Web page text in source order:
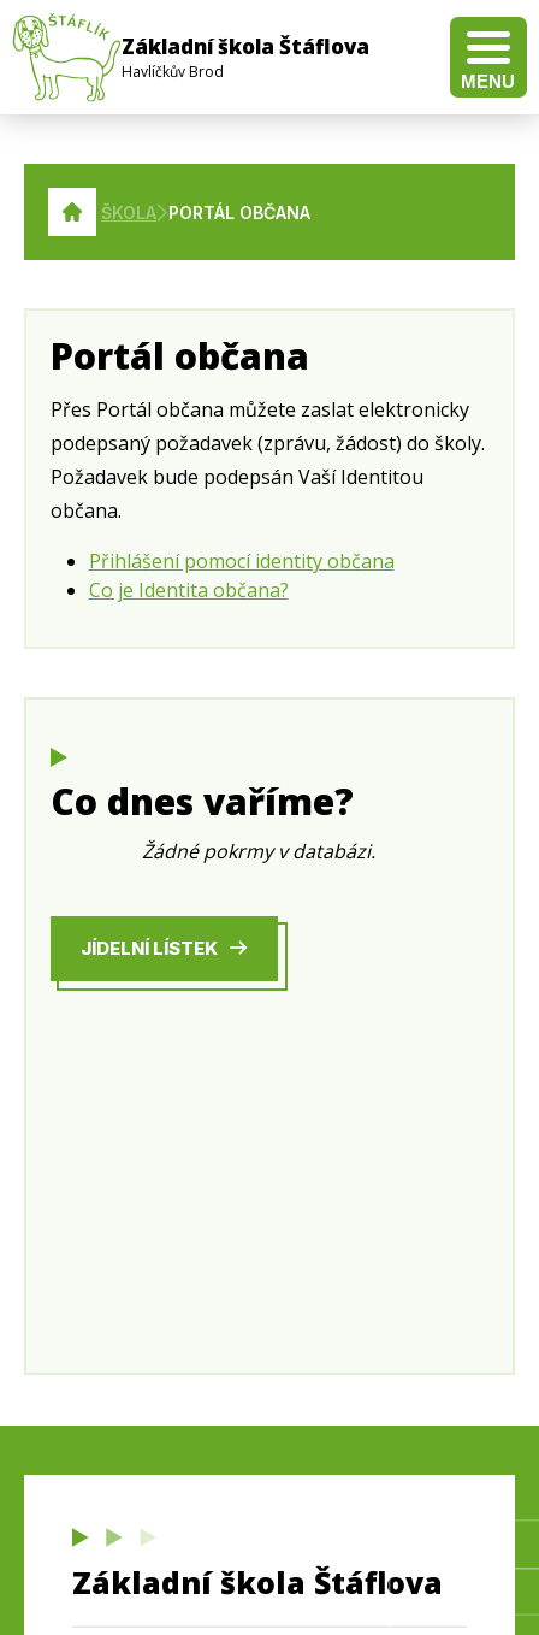
Základní škola Štáflova
Havlíčkův Brod MENU
ŠKOLA PORTÁL OBČANA
Portál občana
Přes Portál občana můžete zaslat elektronicky
podepsaný požadavek (zprávu, žádost) do školy.
Požadavek bude podepsán Vaší Identitou
občana.
Přihlášení pomocí identity občana
Co je Identita občana?
Co dnes vaříme?
Žádné pokrmy v databázi.
JÍDELNÍ LÍSTEK
Základní škola Štáflova